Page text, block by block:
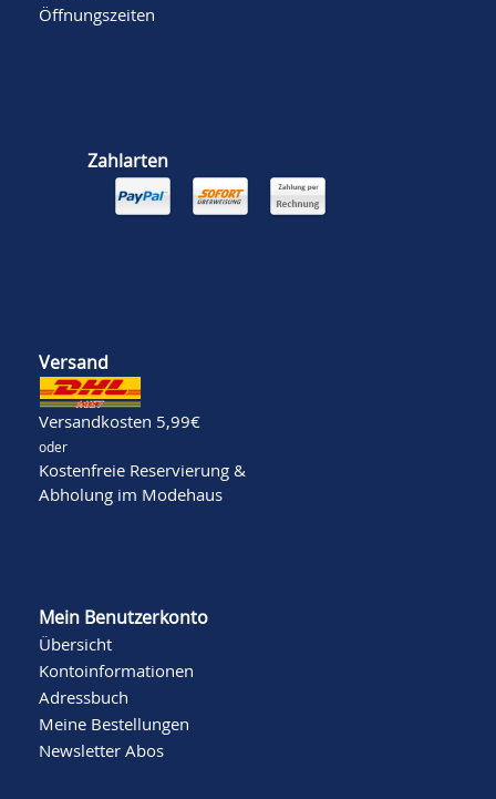
Öffnungszeiten
Zahlarten
Versand
Versandkosten 5,99€
oder
Kostenfreie Reservierung &
Abholung im Modehaus
Mein Benutzerkonto
Übersicht
Kontoinformationen
Adressbuch
Meine Bestellungen
Newsletter Abos